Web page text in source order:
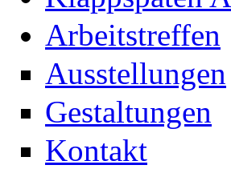
Arbeitstreffen
Ausstellungen
Gestaltungen
Kontakt